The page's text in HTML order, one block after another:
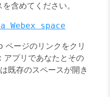
含めてください。
Webex space
ページのリンクをクリ
アプリであなたとその
既存のスペースが開き